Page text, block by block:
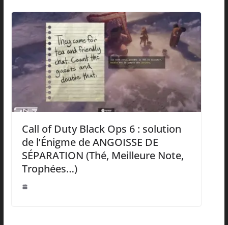
Call of Duty Black Ops 6 : solution
de l’Énigme de ANGOISSE DE
SÉPARATION (Thé, Meilleure Note,
Trophées…)